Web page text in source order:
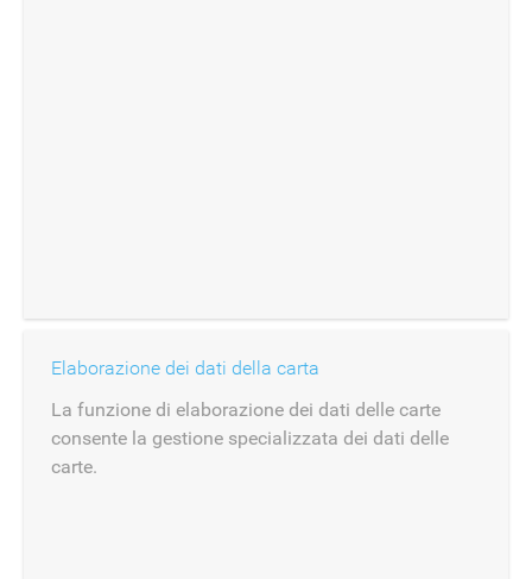
Elaborazione dei dati della carta
La funzione di elaborazione dei dati delle carte
consente la gestione specializzata dei dati delle
carte.